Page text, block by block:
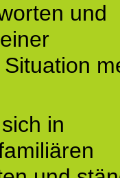
und
in